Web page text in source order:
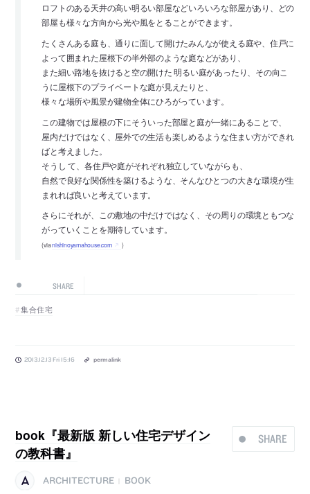
ロフトのある天井の高い明るい部屋などいろいろな部屋があり、どの
部屋も様々な方向から光や風をとることができます。
たくさんある庭も、通りに面して開けたみんなが使える庭や、住戸に
よって囲まれた屋根下の半外部のような庭などがあり、
また細い路地を抜けると空の開けた 明るい庭があったり、その向こ
うに屋根下のプライベートな庭が見えたりと、
様々な場所や風景が建物全体にひろがっています。
この建物では屋根の下にそういった部屋と庭が一緒にあることで、
屋内だけではなく、屋外での生活も楽しめるような住まい方ができれ
ばと考えました。
そうし て、各住戸や庭がそれぞれ独立していながらも、
自然で良好な関係性を築けるような、そんなひとつの大きな環境が生
まれれば良いと考えています。
さらにそれが、この敷地の中だけではなく、その周りの環境ともつな
がっていくことを期待しています。
(vianishinoyamahouse.com )
SHARE
集合住宅
2013.12.13 Fri 15:16 permalink
SHARE
book『最新版 新しい住宅デザイン
の教科書』
ARCHITECTURE BOOK